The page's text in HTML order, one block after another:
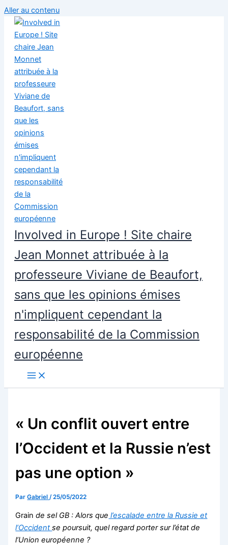
Aller au contenu
Involved in Europe ! Site chaire
Jean Monnet attribuée à la
professeure Viviane de Beaufort,
sans que les opinions émises
n'impliquent cependant la
responsabilité de la Commission
européenne
« Un conflit ouvert entre
l’Occident et la Russie n’est
pas une option »
ParGabriel/25/05/2022
Grainde sel GB : Alors que l’escalade entre la Russie et
l’Occidentse poursuit, quel regard porter sur l’état de
l’Union européenne ?